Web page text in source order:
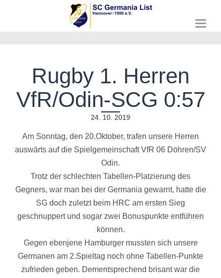
T
a
v
Rugby 1. Herren
VfR/Odin-SCG 0:57
24. 10. 2019
Am Sonntag, den 20.Oktober, trafen unsere Herren
auswärts auf die Spielgemeinschaft VfR 06 Döhren/SV
Odin.
Trotz der schlechten Tabellen-Platzierung des
Gegners, war man bei der Germania gewarnt, hatte die
SG doch zuletzt beim HRC am ersten Sieg
geschnuppert und sogar zwei Bonuspunkte entführen
können.
Gegen ebenjene Hamburger mussten sich unsere
Germanen am 2.Spieltag noch ohne Tabellen-Punkte
zufrieden geben. Dementsprechend brisant war die